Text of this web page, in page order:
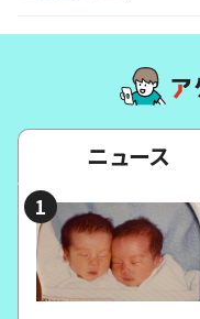
ニュース